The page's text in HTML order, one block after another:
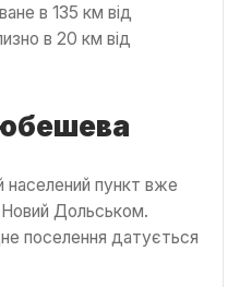
в 135 км від
в 20 км від
населений пункт вже
Новий Дольськом.
поселення датується